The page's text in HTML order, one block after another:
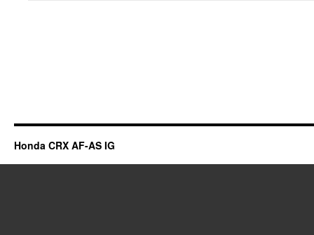
Honda CRX AF-AS IG